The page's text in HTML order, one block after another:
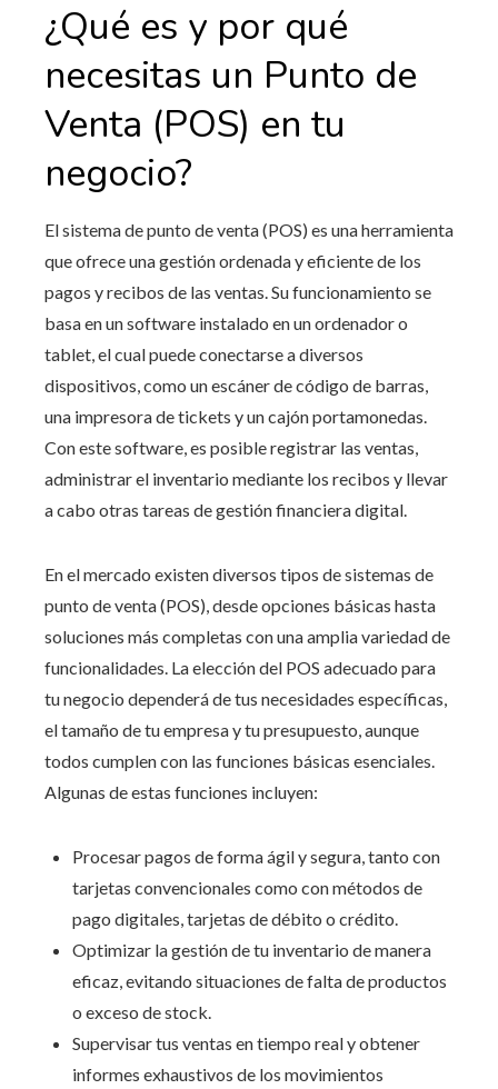
¿Qué es y por qué
necesitas un Punto de
Venta (POS) en tu
negocio?
El sistema de punto de venta (POS) es una herramienta
que ofrece una gestión ordenada y eficiente de los
pagos y recibos de las ventas. Su funcionamiento se
basa en un software instalado en un ordenador o
tablet, el cual puede conectarse a diversos
dispositivos, como un escáner de código de barras,
una impresora de tickets y un cajón portamonedas.
Con este software, es posible registrar las ventas,
administrar el inventario mediante los recibos y llevar
a cabo otras tareas de gestión financiera digital.
En el mercado existen diversos tipos de sistemas de
punto de venta (POS), desde opciones básicas hasta
soluciones más completas con una amplia variedad de
funcionalidades. La elección del POS adecuado para
tu negocio dependerá de tus necesidades específicas,
el tamaño de tu empresa y tu presupuesto, aunque
todos cumplen con las funciones básicas esenciales.
Algunas de estas funciones incluyen:
Procesar pagos de forma ágil y segura, tanto con
tarjetas convencionales como con métodos de
pago digitales, tarjetas de débito o crédito.
Optimizar la gestión de tu inventario de manera
eficaz, evitando situaciones de falta de productos
o exceso de stock.
Supervisar tus ventas en tiempo real y obtener
informes exhaustivos de los movimientos